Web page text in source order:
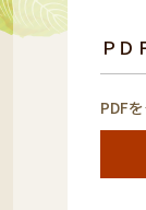
ＰＤ
PDF